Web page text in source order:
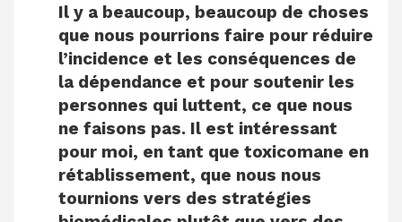
Il y a beaucoup, beaucoup de choses
que nous pourrions faire pour réduire
l’incidence et les conséquences de
la dépendance et pour soutenir les
personnes qui luttent, ce que nous
ne faisons pas. Il est intéressant
pour moi, en tant que toxicomane en
rétablissement, que nous nous
tournions vers des stratégies